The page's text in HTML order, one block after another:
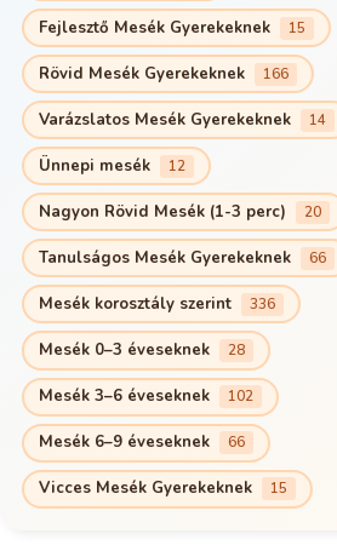
Fejlesztő Mesék Gyerekeknek 15
Rövid Mesék Gyerekeknek 166
Varázslatos Mesék Gyerekeknek 14
Ünnepi mesék 12
Nagyon Rövid Mesék (1-3 perc) 20
Tanulságos Mesék Gyerekeknek 66
Mesék korosztály szerint 336
Mesék 0–3 éveseknek 28
Mesék 3–6 éveseknek 102
Mesék 6–9 éveseknek 66
Vicces Mesék Gyerekeknek 15